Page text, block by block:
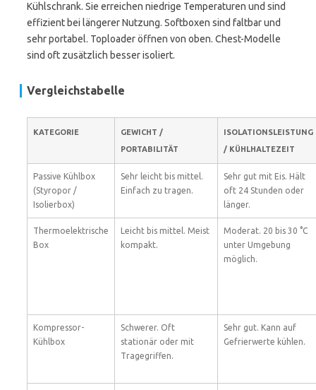
Kühlschrank. Sie erreichen niedrige Temperaturen und sind
effizient bei längerer Nutzung. Softboxen sind faltbar und
sehr portabel. Toploader öffnen von oben. Chest-Modelle
sind oft zusätzlich besser isoliert.
Vergleichstabelle
KATEGORIE
GEWICHT /
PORTABILITÄT
ISOLATIONSLEISTUNG
/ KÜHLHALTEZEIT
Passive Kühlbox
(Styropor /
Isolierbox)
Sehr leicht bis mittel.
Einfach zu tragen.
Sehr gut mit Eis. Hält
oft 24 Stunden oder
länger.
Thermoelektrische
Box
Leicht bis mittel. Meist
kompakt.
Moderat. 20 bis 30 °C
unter Umgebung
möglich.
Kompressor-
Kühlbox
Schwerer. Oft
stationär oder mit
Tragegriffen.
Sehr gut. Kann auf
Gefrierwerte kühlen.